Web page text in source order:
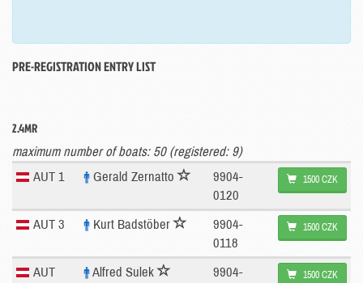
PRE-REGISTRATION ENTRY LIST
2.4MR
maximum number of boats: 50 (registered: 9)
AUT 1
Gerald Zernatto
9904-
0120
1500 CZK
AUT 3 Kurt Badstöber
9904-
0118
1500 CZK
AUT
Alfred Sulek
9904-
1500 CZK